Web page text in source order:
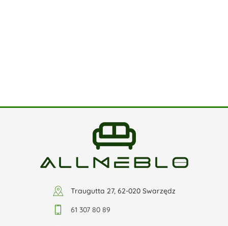
Traugutta 27, 62-020 Swarzędz
61 307 80 89